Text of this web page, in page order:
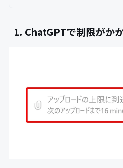
1. ChatGPTで制限がか